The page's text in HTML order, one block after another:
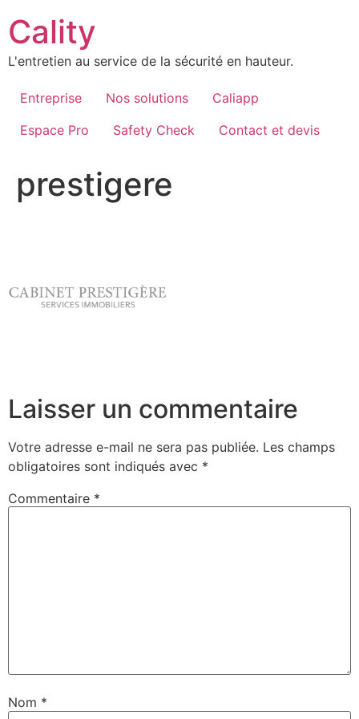
au
contenu
Cality
L'entretien au service de la sécurité en hauteur.
Entreprise Nos solutions
Caliapp
Espace Pro
Safety Check Contact et devis
prestigere
Laisser un commentaire
Votre adresse e-mail ne sera pas publiée. Les champs
obligatoires sont indiqués avec *
Commentaire *
Nom *